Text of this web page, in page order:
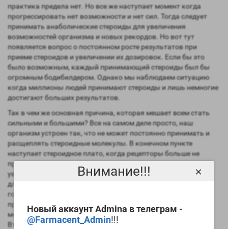
Внимание!!!
Новый аккаунт Admina в телеграм -
@Farmacent_Admin!!!
×
практика предела нет. Но все же наступает момент когда
прогрессировать нет возможности и нет сил. Тогда следует
принимать анаболические стероиды для увеличения
возможностей организма и новых рекордов. Но вот тут
появляется вопрос о постоянном росте результатов при
приеме стероидов и увеличении их дозировок. Если бы это
было возможным, каждый принимающий стероиды был бы
огромным бодибилдером. Однако мы наблюдаем ситуацию
когда миллионы людей принимают стероиды и лишь немногие
достигают больших результатов.
Так в чем же основная причина, которая мешает всем стать
сильными и большими? Все на самом деле просто, наш
организм устроен так, что не может постоянно принимать и
расщеплять стероидные молекулы. В конечном пункте
наступает стероидное плато, когда рецепторы больше не
принимают молекулы стероидов. И тут нет смысла
увеличивать дозировку анаболических стероидов и делать
длительные курсы, это только усугубит состояние
гормональной системы спортсмена. В такие моменты нужно
прибегнуть к нескольким вариантом. Первый сделать отдых
между курсами, и затем снова продолжить прием стероидов.
Вторым вариантом является комбинирование различных